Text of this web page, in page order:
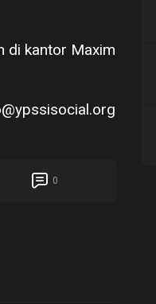
di kantor Maxim
0